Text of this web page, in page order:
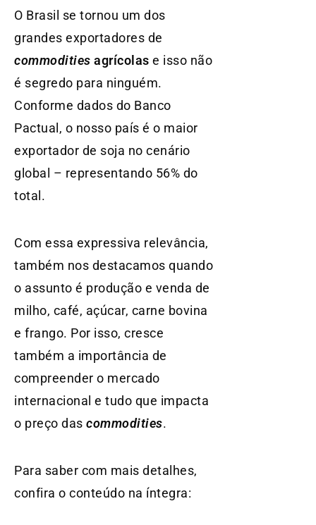
O Brasil se tornou um dos
grandes exportadores de
commodities agrícolas e isso não
é segredo para ninguém.
Conforme dados do Banco
Pactual, o nosso país é o maior
exportador de soja no cenário
global – representando 56% do
total.
Com essa expressiva relevância,
também nos destacamos quando
o assunto é produção e venda de
milho, café, açúcar, carne bovina
e frango. Por isso, cresce
também a importância de
compreender o mercado
internacional e tudo que impacta
o preço das commodities.
Para saber com mais detalhes,
confira o conteúdo na íntegra: